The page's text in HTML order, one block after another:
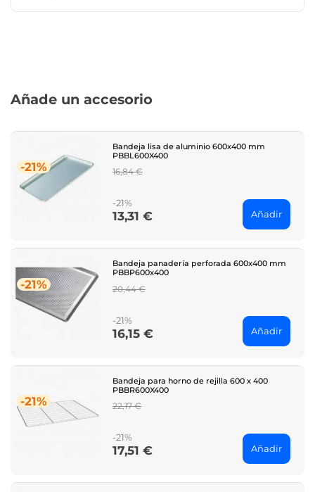
Añade un accesorio
-21%
Bandeja lisa de aluminio 600x400 mm
PBBL600X400
Regular
16,84 €
-21%
Price
13,31 € Añadir
-21%
Bandeja panadería perforada 600x400 mm
PBBP600x400
Regular
20,44 €
-21%
Price
16,15 € Añadir
-21%
Bandeja para horno de rejilla 600 x 400
PBBR600X400
Regular
22,17 €
-21%
Price
17,51 € Añadir